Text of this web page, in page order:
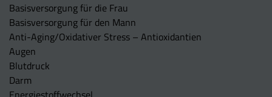
Basisversorgung für die Frau
Basisversorgung für den Mann
Anti-Aging/Oxidativer Stress – Antioxidantien
Augen
Blutdruck
Darm